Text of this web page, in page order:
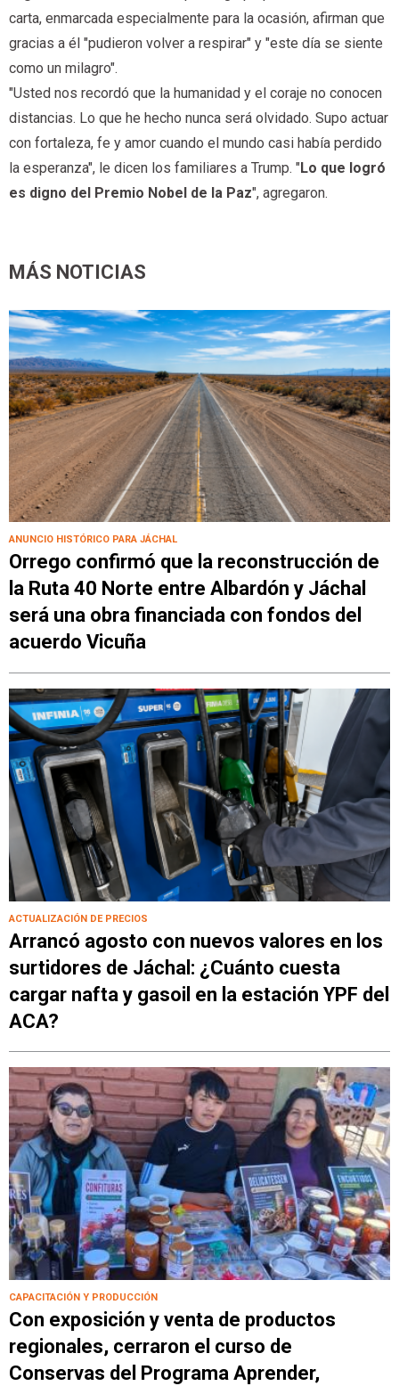
carta, enmarcada especialmente para la ocasión, afirman que
gracias a él "pudieron volver a respirar" y "este día se siente
como un milagro".
"Usted nos recordó que la humanidad y el coraje no conocen
distancias. Lo que he hecho nunca será olvidado. Supo actuar
con fortaleza, fe y amor cuando el mundo casi había perdido
la esperanza", le dicen los familiares a Trump. "Lo que logró
es digno del Premio Nobel de la Paz", agregaron.
MÁS NOTICIAS
ANUNCIO HISTÓRICO PARA JÁCHAL
Orrego confirmó que la reconstrucción de
la Ruta 40 Norte entre Albardón y Jáchal
será una obra financiada con fondos del
acuerdo Vicuña
ACTUALIZACIÓN DE PRECIOS
Arrancó agosto con nuevos valores en los
surtidores de Jáchal: ¿Cuánto cuesta
cargar nafta y gasoil en la estación YPF del
ACA?
CAPACITACIÓN Y PRODUCCIÓN
Con exposición y venta de productos
regionales, cerraron el curso de
Conservas del Programa Aprender,